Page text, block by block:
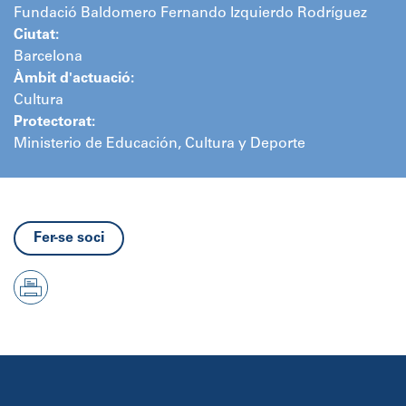
Fundació Baldomero Fernando Izquierdo Rodríguez
Ciutat:
Barcelona
Àmbit d'actuació:
Cultura
Protectorat:
Ministerio de Educación, Cultura y Deporte
Fer-se soci